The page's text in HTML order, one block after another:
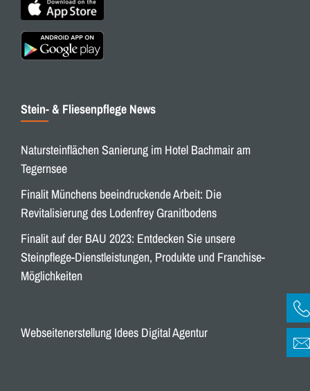
Stein- & Fliesenpflege News
Natursteinflächen Sanierung im Hotel Bachmair am
Tegernsee
Finalit Münchens beeindruckende Arbeit: Die
Revitalisierung des Lodenfrey Granitbodens
Finalit auf der BAU 2023: Entdecken Sie unsere
Steinpflege-Dienstleistungen, Produkte und Franchise-
Möglichkeiten
Webseitenerstellung Idees Digital Agentur